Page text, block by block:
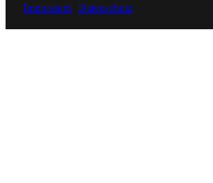
Impressum Datenschutz